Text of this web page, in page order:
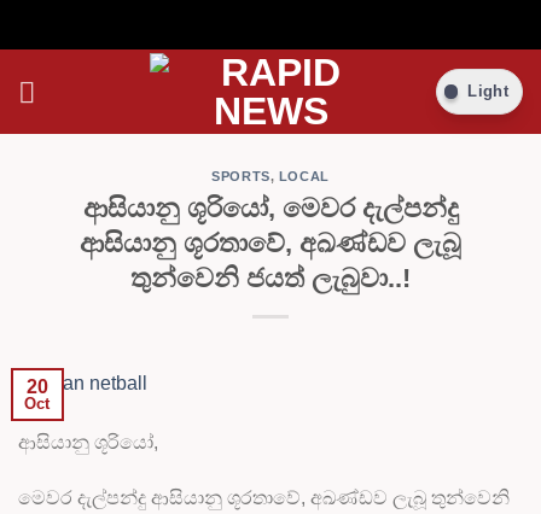
Light
SPORTS, LOCAL
ආසියානු ශූරියෝ, මෙවර දැල්පන්දු
ආසියානු ශූරතාවේ, අඛණ්ඩව ලැබූ
තුන්වෙනි ජයත් ලැබුවා..!
20
Oct
ආසියානු ශූරියෝ,
මෙවර දැල්පන්දු ආසියානු ශූරතාවේ, අඛණ්ඩව ලැබූ තුන්වෙනි